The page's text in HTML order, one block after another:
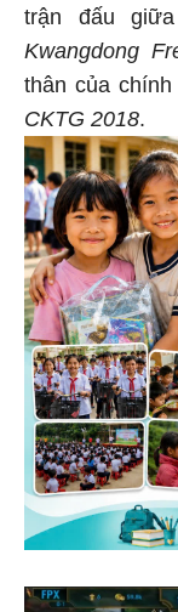
trận đấu giữa
Kwangdong
thân của chính
CKTG 2018